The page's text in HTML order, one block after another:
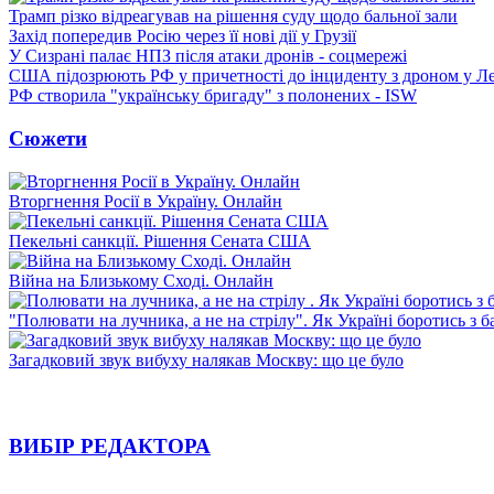
Трамп різко відреагував на рішення суду щодо бальної зали
Захід попередив Росію через її нові дії у Грузії
У Сизрані палає НПЗ після атаки дронів - соцмережі
США підозрюють РФ у причетності до інциденту з дроном у
РФ створила "українську бригаду" з полонених - ISW
Сюжети
Вторгнення Росії в Україну. Онлайн
Пекельні санкції. Рішення Сената США
Війна на Близькому Сході. Онлайн
"Полювати на лучника, а не на стрілу". Як Україні боротись з
Загадковий звук вибуху налякав Москву: що це було
ВИБІР РЕДАКТОРА